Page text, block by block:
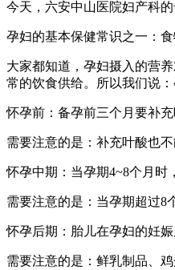
今天，六安中山医院妇产科
孕妇的基本保健常识之一：
大家都知道，孕妇摄入的营
常的饮食供给。所以我们说
怀孕前：备孕前三个月要补
需要注意的是：补充叶酸也
怀孕中期：当孕期4~8个月时
需要注意的是：当孕期超过8
怀孕后期：胎儿在孕妇的妊
需要注意的是：鲜乳制品、